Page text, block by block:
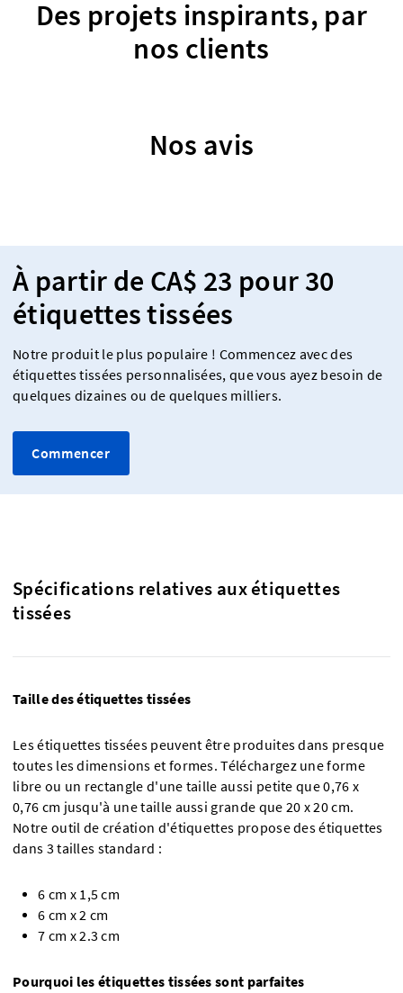
Des projets inspirants, par
nos clients
Nos avis
À partir de CA$ 23 pour 30
étiquettes tissées
Notre produit le plus populaire ! Commencez avec des
étiquettes tissées personnalisées, que vous ayez besoin de
quelques dizaines ou de quelques milliers.
Commencer
Spécifications relatives aux étiquettes
tissées
Taille des étiquettes tissées
Les étiquettes tissées peuvent être produites dans presque
toutes les dimensions et formes. Téléchargez une forme
libre ou un rectangle d'une taille aussi petite que 0,76 x
0,76 cm jusqu'à une taille aussi grande que 20 x 20 cm.
Notre outil de création d'étiquettes propose des étiquettes
dans 3 tailles standard :
6 cm x 1,5 cm
6 cm x 2 cm
7 cm x 2.3 cm
Pourquoi les étiquettes tissées sont parfaites